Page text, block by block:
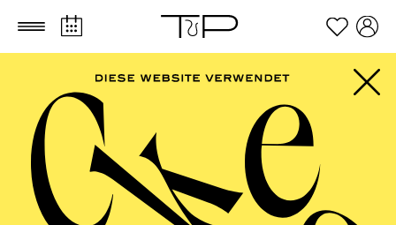
Zum Hauptinhalt springen Zum Footer springen
PHILHARMONIE